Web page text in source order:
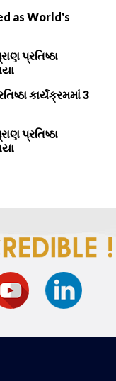
as World's
પ્રતિષ્ઠા
કાર્યક્રમમાં 3
પ્રતિષ્ઠા